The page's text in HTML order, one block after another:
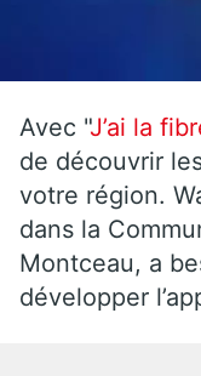
Avec "J’ai la
de découvrir
votre région.
dans la
Montceau, a
développer